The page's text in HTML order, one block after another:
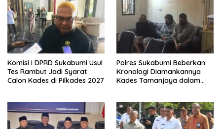
Komisi I DPRD Sukabumi Usul
Tes Rambut Jadi Syarat
Calon Kades di Pilkades 2027
Polres Sukabumi Beberkan
Kronologi Diamankannya
Kades Tamanjaya dalam